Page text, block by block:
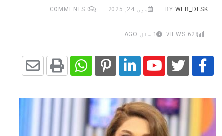
BY WEB_DESK جون 24, 2025 0
628 1 سال AGO
Youtube
LinkedIn
Pinterest
Whatsapp
Print
via